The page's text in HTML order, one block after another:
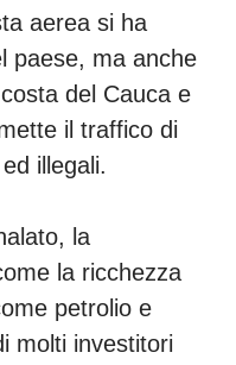
aerea si ha
paese, ma anche
del Cauca e
il traffico di
illegali.
la
la ricchezza
petrolio e
molti investitori